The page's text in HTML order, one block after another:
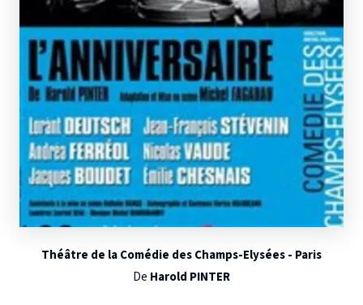
Théâtre de la Comédie des Champs-Elysées - Paris
De Harold PINTER